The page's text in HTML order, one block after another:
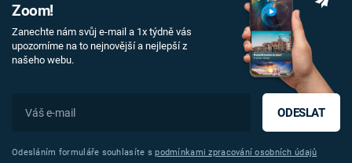
Zoom!
Zanechte nám svůj e-mail a 1x týdně vás
upozorníme na to nejnovější a nejlepší z
našeho webu.
ODESLAT
Odesláním formuláře souhlasíte spodmínkami zpracování osobních údajů